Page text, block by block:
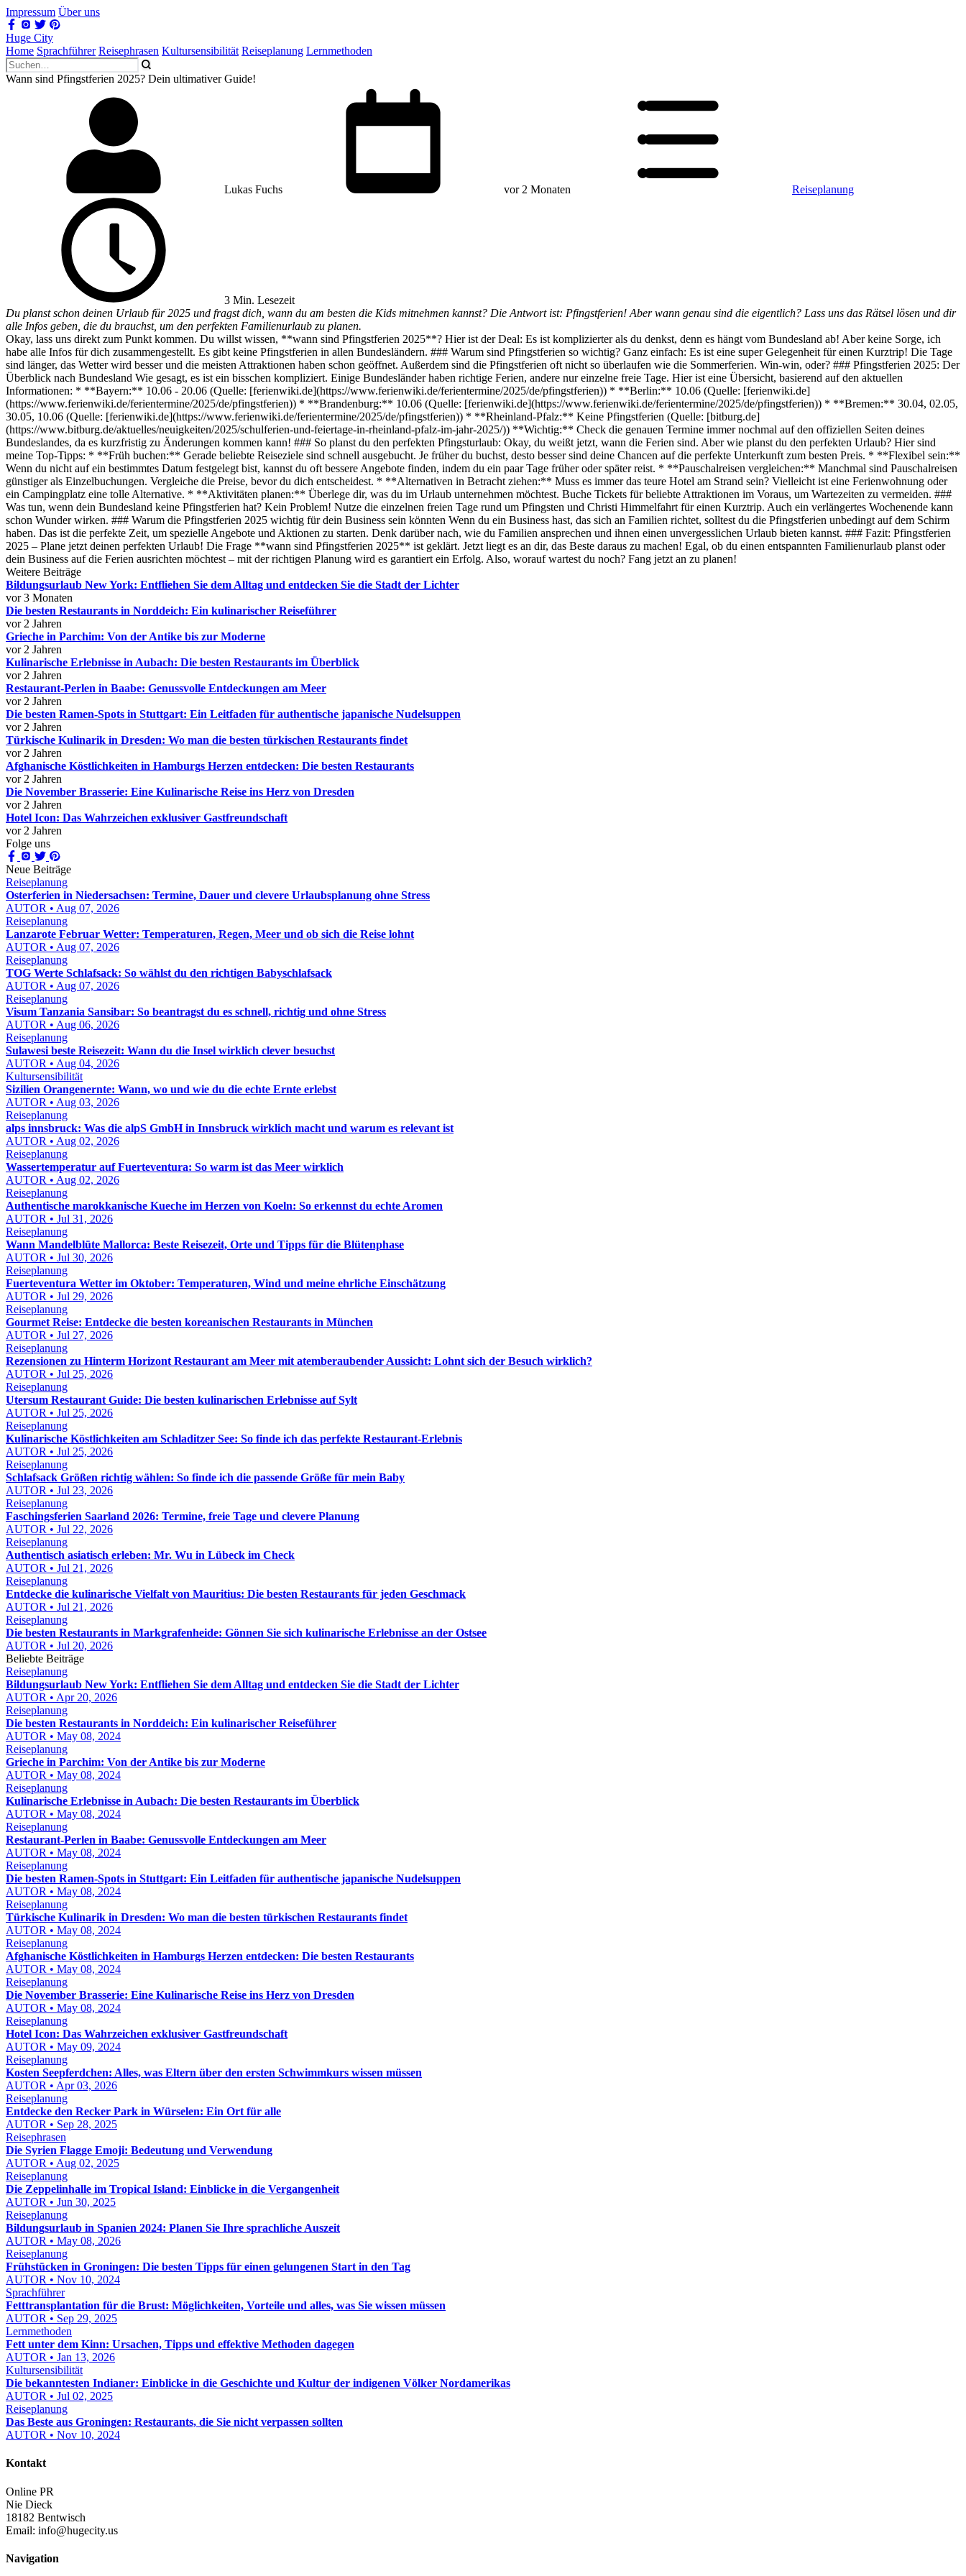
Impressum Über uns
Huge City
Home Sprachführer Reisephrasen Kultursensibilität Reiseplanung Lernmethoden
Wann sind Pfingstferien 2025? Dein ultimativer Guide!
Lukas Fuchs vor 2 Monaten Reiseplanung
3 Min. Lesezeit
Du planst schon deinen Urlaub für 2025 und fragst dich, wann du am besten die Kids mitnehmen kannst? Die Antwort ist: Pfingstferien! Aber wann genau sind die eigentlich? Lass uns das Rätsel lösen und dir
alle Infos geben, die du brauchst, um den perfekten Familienurlaub zu planen.
Okay, lass uns direkt zum Punkt kommen. Du willst wissen, **wann sind Pfingstferien 2025**? Hier ist der Deal: Es ist komplizierter als du denkst, denn es hängt vom Bundesland ab! Aber keine Sorge, ich
habe alle Infos für dich zusammengestellt. Es gibt keine Pfingstferien in allen Bundesländern. ### Warum sind Pfingstferien so wichtig? Ganz einfach: Es ist eine super Gelegenheit für einen Kurztrip! Die Tage
sind länger, das Wetter wird besser und die meisten Attraktionen haben schon geöffnet. Außerdem sind die Pfingstferien oft nicht so überlaufen wie die Sommerferien. Win-win, oder? ### Pfingstferien 2025: Der
Überblick nach Bundesland Wie gesagt, es ist ein bisschen kompliziert. Einige Bundesländer haben richtige Ferien, andere nur einzelne freie Tage. Hier ist eine Übersicht, basierend auf den aktuellen
Informationen: * **Bayern:** 10.06 - 20.06 (Quelle: [ferienwiki.de](https://www.ferienwiki.de/ferientermine/2025/de/pfingstferien)) * **Berlin:** 10.06 (Quelle: [ferienwiki.de]
(https://www.ferienwiki.de/ferientermine/2025/de/pfingstferien)) * **Brandenburg:** 10.06 (Quelle: [ferienwiki.de](https://www.ferienwiki.de/ferientermine/2025/de/pfingstferien)) * **Bremen:** 30.04, 02.05,
30.05, 10.06 (Quelle: [ferienwiki.de](https://www.ferienwiki.de/ferientermine/2025/de/pfingstferien)) * **Rheinland-Pfalz:** Keine Pfingstferien (Quelle: [bitburg.de]
(https://www.bitburg.de/aktuelles/neuigkeiten/2025/schulferien-und-feiertage-in-rheinland-pfalz-im-jahr-2025/)) **Wichtig:** Check die genauen Termine immer nochmal auf den offiziellen Seiten deines
Bundeslandes, da es kurzfristig zu Änderungen kommen kann! ### So planst du den perfekten Pfingsturlaub: Okay, du weißt jetzt, wann die Ferien sind. Aber wie planst du den perfekten Urlaub? Hier sind
meine Top-Tipps: * **Früh buchen:** Gerade beliebte Reiseziele sind schnell ausgebucht. Je früher du buchst, desto besser sind deine Chancen auf die perfekte Unterkunft zum besten Preis. * **Flexibel sein:**
Wenn du nicht auf ein bestimmtes Datum festgelegt bist, kannst du oft bessere Angebote finden, indem du ein paar Tage früher oder später reist. * **Pauschalreisen vergleichen:** Manchmal sind Pauschalreisen
günstiger als Einzelbuchungen. Vergleiche die Preise, bevor du dich entscheidest. * **Alternativen in Betracht ziehen:** Muss es immer das teure Hotel am Strand sein? Vielleicht ist eine Ferienwohnung oder
ein Campingplatz eine tolle Alternative. * **Aktivitäten planen:** Überlege dir, was du im Urlaub unternehmen möchtest. Buche Tickets für beliebte Attraktionen im Voraus, um Wartezeiten zu vermeiden. ###
Was tun, wenn dein Bundesland keine Pfingstferien hat? Kein Problem! Nutze die einzelnen freien Tage rund um Pfingsten und Christi Himmelfahrt für einen Kurztrip. Auch ein verlängertes Wochenende kann
schon Wunder wirken. ### Warum die Pfingstferien 2025 wichtig für dein Business sein könnten Wenn du ein Business hast, das sich an Familien richtet, solltest du die Pfingstferien unbedingt auf dem Schirm
haben. Das ist die perfekte Zeit, um spezielle Angebote und Aktionen zu starten. Denk darüber nach, wie du Familien ansprechen und ihnen einen unvergesslichen Urlaub bieten kannst. ### Fazit: Pfingstferien
2025 – Plane jetzt deinen perfekten Urlaub! Die Frage **wann sind Pfingstferien 2025** ist geklärt. Jetzt liegt es an dir, das Beste daraus zu machen! Egal, ob du einen entspannten Familienurlaub planst oder
dein Business auf die Ferien ausrichten möchtest – mit der richtigen Planung wird es garantiert ein Erfolg. Also, worauf wartest du noch? Fang jetzt an zu planen!
Weitere Beiträge
Bildungsurlaub New York: Entfliehen Sie dem Alltag und entdecken Sie die Stadt der Lichter
vor 3 Monaten
Die besten Restaurants in Norddeich: Ein kulinarischer Reiseführer
vor 2 Jahren
Grieche in Parchim: Von der Antike bis zur Moderne
vor 2 Jahren
Kulinarische Erlebnisse in Aubach: Die besten Restaurants im Überblick
vor 2 Jahren
Restaurant-Perlen in Baabe: Genussvolle Entdeckungen am Meer
vor 2 Jahren
Die besten Ramen-Spots in Stuttgart: Ein Leitfaden für authentische japanische Nudelsuppen
vor 2 Jahren
Türkische Kulinarik in Dresden: Wo man die besten türkischen Restaurants findet
vor 2 Jahren
Afghanische Köstlichkeiten in Hamburgs Herzen entdecken: Die besten Restaurants
vor 2 Jahren
Die November Brasserie: Eine Kulinarische Reise ins Herz von Dresden
vor 2 Jahren
Hotel Icon: Das Wahrzeichen exklusiver Gastfreundschaft
vor 2 Jahren
Folge uns
Neue Beiträge
Reiseplanung
Osterferien in Niedersachsen: Termine, Dauer und clevere Urlaubsplanung ohne Stress
AUTOR • Aug 07, 2026
Reiseplanung
Lanzarote Februar Wetter: Temperaturen, Regen, Meer und ob sich die Reise lohnt
AUTOR • Aug 07, 2026
Reiseplanung
TOG Werte Schlafsack: So wählst du den richtigen Babyschlafsack
AUTOR • Aug 07, 2026
Reiseplanung
Visum Tanzania Sansibar: So beantragst du es schnell, richtig und ohne Stress
AUTOR • Aug 06, 2026
Reiseplanung
Sulawesi beste Reisezeit: Wann du die Insel wirklich clever besuchst
AUTOR • Aug 04, 2026
Kultursensibilität
Sizilien Orangenernte: Wann, wo und wie du die echte Ernte erlebst
AUTOR • Aug 03, 2026
Reiseplanung
alps innsbruck: Was die alpS GmbH in Innsbruck wirklich macht und warum es relevant ist
AUTOR • Aug 02, 2026
Reiseplanung
Wassertemperatur auf Fuerteventura: So warm ist das Meer wirklich
AUTOR • Aug 02, 2026
Reiseplanung
Authentische marokkanische Kueche im Herzen von Koeln: So erkennst du echte Aromen
AUTOR • Jul 31, 2026
Reiseplanung
Wann Mandelblüte Mallorca: Beste Reisezeit, Orte und Tipps für die Blütenphase
AUTOR • Jul 30, 2026
Reiseplanung
Fuerteventura Wetter im Oktober: Temperaturen, Wind und meine ehrliche Einschätzung
AUTOR • Jul 29, 2026
Reiseplanung
Gourmet Reise: Entdecke die besten koreanischen Restaurants in München
AUTOR • Jul 27, 2026
Reiseplanung
Rezensionen zu Hinterm Horizont Restaurant am Meer mit atemberaubender Aussicht: Lohnt sich der Besuch wirklich?
AUTOR • Jul 25, 2026
Reiseplanung
Utersum Restaurant Guide: Die besten kulinarischen Erlebnisse auf Sylt
AUTOR • Jul 25, 2026
Reiseplanung
Kulinarische Köstlichkeiten am Schladitzer See: So finde ich das perfekte Restaurant-Erlebnis
AUTOR • Jul 25, 2026
Reiseplanung
Schlafsack Größen richtig wählen: So finde ich die passende Größe für mein Baby
AUTOR • Jul 23, 2026
Reiseplanung
Faschingsferien Saarland 2026: Termine, freie Tage und clevere Planung
AUTOR • Jul 22, 2026
Reiseplanung
Authentisch asiatisch erleben: Mr. Wu in Lübeck im Check
AUTOR • Jul 21, 2026
Reiseplanung
Entdecke die kulinarische Vielfalt von Mauritius: Die besten Restaurants für jeden Geschmack
AUTOR • Jul 21, 2026
Reiseplanung
Die besten Restaurants in Markgrafenheide: Gönnen Sie sich kulinarische Erlebnisse an der Ostsee
AUTOR • Jul 20, 2026
Beliebte Beiträge
Reiseplanung
Bildungsurlaub New York: Entfliehen Sie dem Alltag und entdecken Sie die Stadt der Lichter
AUTOR • Apr 20, 2026
Reiseplanung
Die besten Restaurants in Norddeich: Ein kulinarischer Reiseführer
AUTOR • May 08, 2024
Reiseplanung
Grieche in Parchim: Von der Antike bis zur Moderne
AUTOR • May 08, 2024
Reiseplanung
Kulinarische Erlebnisse in Aubach: Die besten Restaurants im Überblick
AUTOR • May 08, 2024
Reiseplanung
Restaurant-Perlen in Baabe: Genussvolle Entdeckungen am Meer
AUTOR • May 08, 2024
Reiseplanung
Die besten Ramen-Spots in Stuttgart: Ein Leitfaden für authentische japanische Nudelsuppen
AUTOR • May 08, 2024
Reiseplanung
Türkische Kulinarik in Dresden: Wo man die besten türkischen Restaurants findet
AUTOR • May 08, 2024
Reiseplanung
Afghanische Köstlichkeiten in Hamburgs Herzen entdecken: Die besten Restaurants
AUTOR • May 08, 2024
Reiseplanung
Die November Brasserie: Eine Kulinarische Reise ins Herz von Dresden
AUTOR • May 08, 2024
Reiseplanung
Hotel Icon: Das Wahrzeichen exklusiver Gastfreundschaft
AUTOR • May 09, 2024
Reiseplanung
Kosten Seepferdchen: Alles, was Eltern über den ersten Schwimmkurs wissen müssen
AUTOR • Apr 03, 2026
Reiseplanung
Entdecke den Recker Park in Würselen: Ein Ort für alle
AUTOR • Sep 28, 2025
Reisephrasen
Die Syrien Flagge Emoji: Bedeutung und Verwendung
AUTOR • Aug 02, 2025
Reiseplanung
Die Zeppelinhalle im Tropical Island: Einblicke in die Vergangenheit
AUTOR • Jun 30, 2025
Reiseplanung
Bildungsurlaub in Spanien 2024: Planen Sie Ihre sprachliche Auszeit
AUTOR • May 08, 2026
Reiseplanung
Frühstücken in Groningen: Die besten Tipps für einen gelungenen Start in den Tag
AUTOR • Nov 10, 2024
Sprachführer
Fetttransplantation für die Brust: Möglichkeiten, Vorteile und alles, was Sie wissen müssen
AUTOR • Sep 29, 2025
Lernmethoden
Fett unter dem Kinn: Ursachen, Tipps und effektive Methoden dagegen
AUTOR • Jan 13, 2026
Kultursensibilität
Die bekanntesten Indianer: Einblicke in die Geschichte und Kultur der indigenen Völker Nordamerikas
AUTOR • Jul 02, 2025
Reiseplanung
Das Beste aus Groningen: Restaurants, die Sie nicht verpassen sollten
AUTOR • Nov 10, 2024
Kontakt
Online PR
Nie Dieck
18182 Bentwisch
Email: info@hugecity.us
Navigation